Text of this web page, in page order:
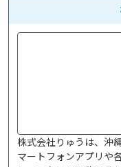
株式会社りゅうは、沖
マートフォンアプリや